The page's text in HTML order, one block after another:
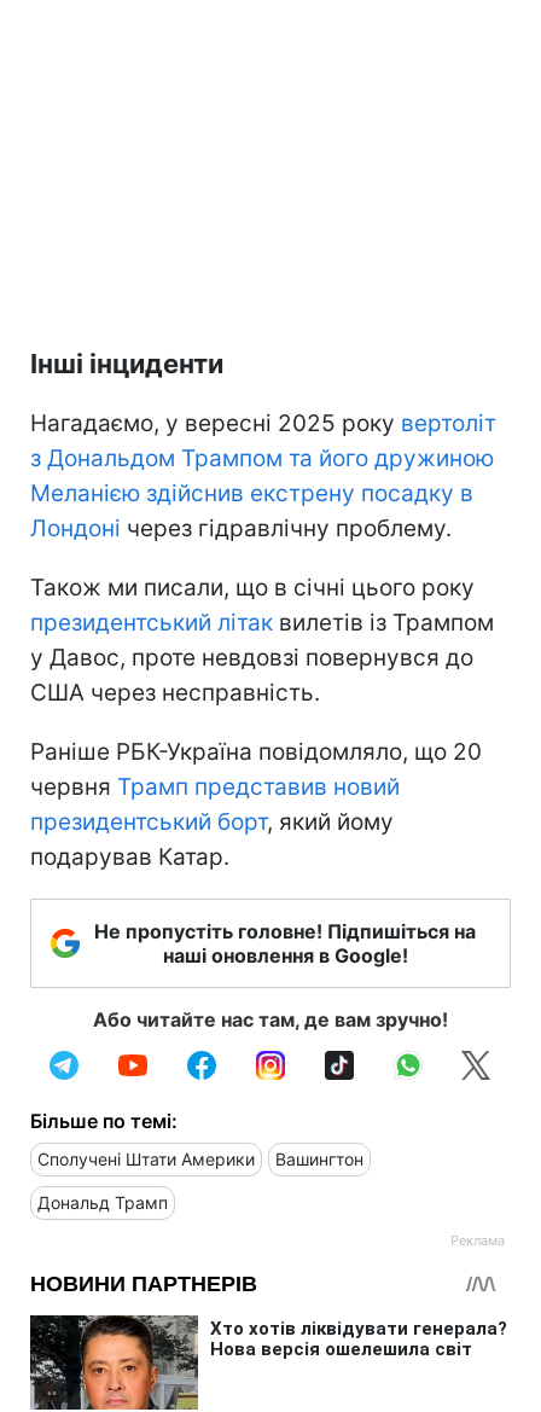
Інші інциденти
Нагадаємо, у вересні 2025 року вертоліт
з Дональдом Трампом та його дружиною
Меланією здійснив екстрену посадку в
Лондоні через гідравлічну проблему.
Також ми писали, що в січні цього року
президентський літак вилетів із Трампом
у Давос, проте невдовзі повернувся до
США через несправність.
Раніше РБК-Україна повідомляло, що 20
червня Трамп представив новий
президентський борт, який йому
подарував Катар.
Не пропустіть головне! Підпишіться на
наші оновлення в Google!
Або читайте нас там, де вам зручно!
Більше по темі:
Сполучені Штати Америки Вашингтон
Дональд Трамп